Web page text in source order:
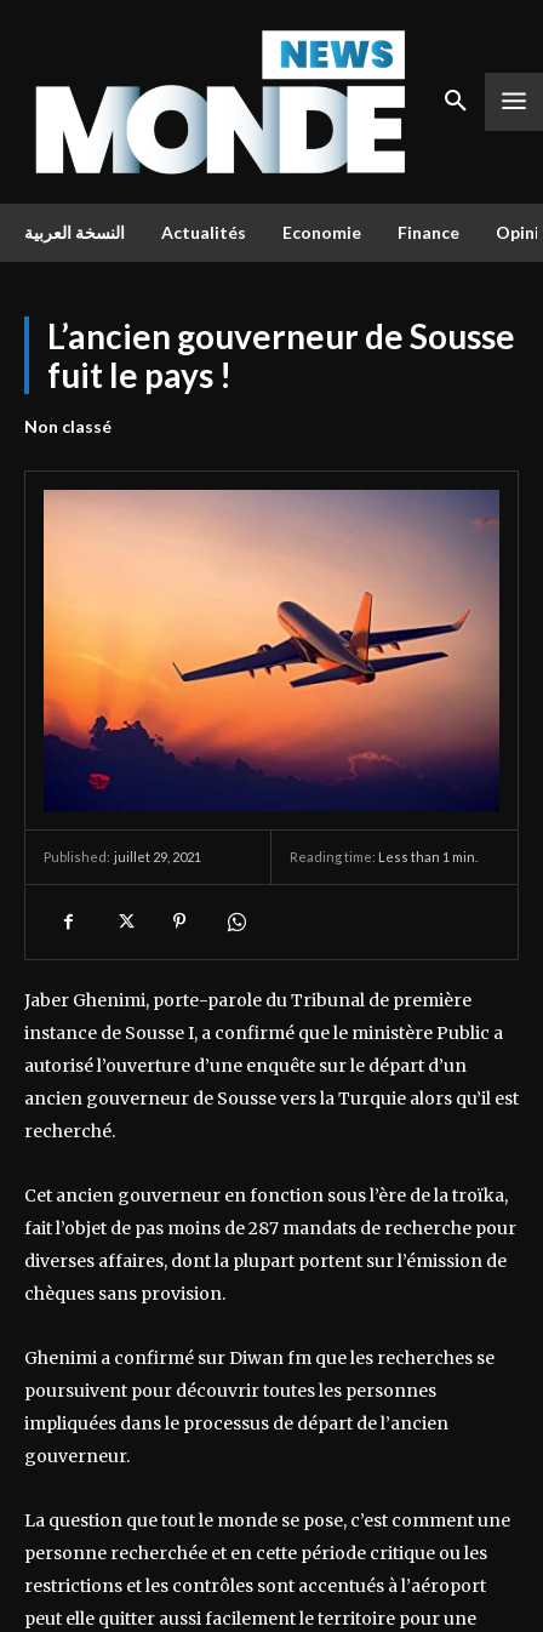
النسخة العربية Actualités Economie Finance
L’ancien gouverneur de Sousse
fuit le pays !
Non classé
Published: juillet 29, 2021 Reading time: Less than 1 min.
Jaber Ghenimi, porte-parole du Tribunal de première
instance de Sousse I, a confirmé que le ministère Public a
autorisé l’ouverture d’une enquête sur le départ d’un
ancien gouverneur de Sousse vers la Turquie alors qu’il est
recherché.
Cet ancien gouverneur en fonction sous l’ère de la troïka,
fait l’objet de pas moins de 287 mandats de recherche pour
diverses affaires, dont la plupart portent sur l’émission de
chèques sans provision.
Ghenimi a confirmé sur Diwan fm que les recherches se
poursuivent pour découvrir toutes les personnes
impliquées dans le processus de départ de l’ancien
gouverneur.
La question que tout le monde se pose, c’est comment une
personne recherchée et en cette période critique ou les
restrictions et les contrôles sont accentués à l’aéroport
peut elle quitter aussi facilement le territoire pour une